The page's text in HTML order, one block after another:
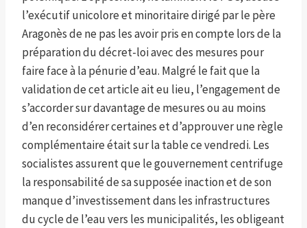
l’exécutif unicolore et minoritaire dirigé par le père
Aragonès de ne pas les avoir pris en compte lors de la
préparation du décret-loi avec des mesures pour
faire face à la pénurie d’eau. Malgré le fait que la
validation de cet article ait eu lieu, l’engagement de
s’accorder sur davantage de mesures ou au moins
d’en reconsidérer certaines et d’approuver une règle
complémentaire était sur la table ce vendredi. Les
socialistes assurent que le gouvernement centrifuge
la responsabilité de sa supposée inaction et de son
manque d’investissement dans les infrastructures
du cycle de l’eau vers les municipalités, les obligeant